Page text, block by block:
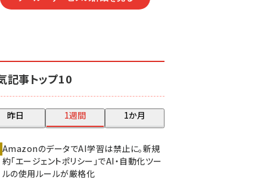
記事トップ10
昨日 1週間 1か月
AmazonのデータでAI学習は禁止に。新規
約「エージェントポリシー」でAI・自動化ツー
ルの使用ルールが厳格化